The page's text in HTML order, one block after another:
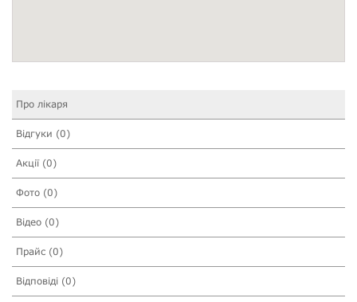
Про лікаря
Відгуки (0)
Акції (0)
Фото (0)
Відео (0)
Прайс (0)
Відповіді (0)